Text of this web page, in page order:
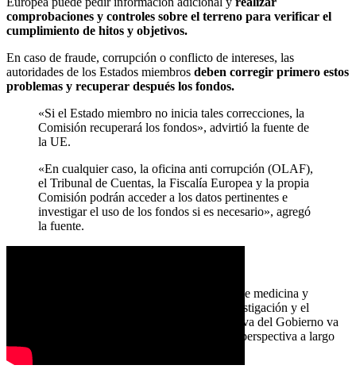
comprobaciones y controles sobre el terreno para verificar el
cumplimiento de hitos y objetivos.
En caso de fraude, corrupción o conflicto de intereses, las
autoridades de los Estados miembros deben corregir primero estos
problemas y recuperar después los fondos.
«Si el Estado miembro no inicia tales correcciones, la
Comisión recuperará los fondos», advirtió la fuente de
la UE.
«En cualquier caso, la oficina anti corrupción (OLAF),
el Tribunal de Cuentas, la Fiscalía Europea y la propia
Comisión podrán acceder a los datos pertinentes e
investigar el uso de los fondos si es necesario», agregó
la fuente.
En opinión de Theodoros Agorastos, profesor de medicina y
presidente de la Sociedad Helénica para la Investigación y el
, la iniciativa del Gobierno va
en la buena dirección, pero sigue sin tener una perspectiva a largo
plazo.